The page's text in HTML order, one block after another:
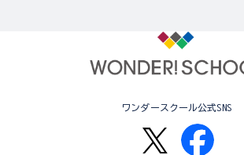
ワンダースクール公式SNS